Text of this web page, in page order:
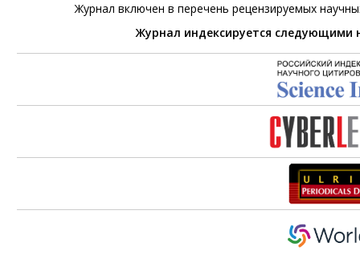
Журнал включен в перечень рецензируемых
Журнал индексируется